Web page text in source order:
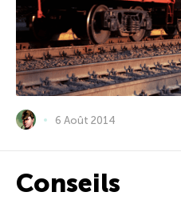
6 Août 2014
Conseils